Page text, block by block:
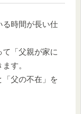
る時間が長い仕
「父親が家に
す。
「父の不在」を